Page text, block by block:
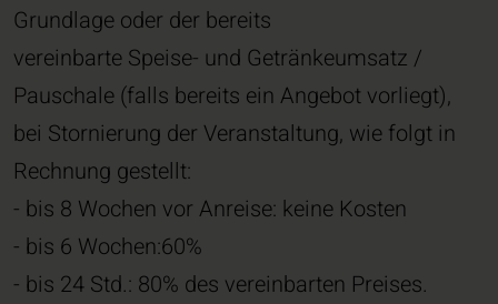
Grundlage oder der bereits
vereinbarte Speise- und Getränkeumsatz /
Pauschale (falls bereits ein Angebot vorliegt),
bei Stornierung der Veranstaltung, wie folgt in
Rechnung gestellt:
- bis 8 Wochen vor Anreise: keine Kosten
- bis 6 Wochen:60%
- bis 24 Std.: 80% des vereinbarten Preises.